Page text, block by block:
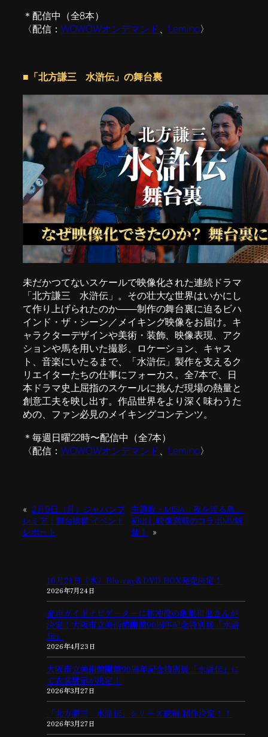
＊配信中（全8本）
〈配信： WOWOWオンデマンド、 Lemino〉
■「北方謙三 水滸伝」の舞台裏
未だかつてないスケールで映像化された連続ドラマ
「北方謙三 水滸伝」。その壮大な世界はいかにし
て作り上げられたのか――制作の舞台裏に迫るビハ
インド・ザ・シーン／メイキング映像をお届け。キ
ャラクターデザインや美術・装飾、映像表現、アク
ションや馬を用いた撮影、ロケーション、キャス
ト、音楽にいたるまで、「水滸伝」製作を支えるク
リエイターたちの仕事にフォーカス。全7本で、日
本ドラマ史上屈指のスケールに挑んだ現場の熱量と
創意工夫を映し出す。作品世界をより深く味わうた
めの、ファン必見のメイキングコンテンツ。
＊毎週日曜22時〜配信中（全7本）
〈配信： WOWOWオンデマンド、 Lemino〉
« 2月9日（月）ジャパンプ
レミア：舞台挨拶 イベント
レポート
主題歌・MISIA「夜を渡る鳥」
初出し映像満載のコラボMV解
禁！
»
10月21日（水）Blu-ray＆DVD BOX発売決定！
2026年7月24日
音声ガイドナビゲーターに林冲役の亀梨和也さんが
決定！大阪市立美術館開館90周年記念特別展「水滸
伝」
2026年4月23日
大阪市立美術館開館90周年記念特別展「水滸伝」に
て衣裳展示が決定！
2026年3月27日
「北方謙三 水滸伝」シリーズ続編 制作決定！！
2026年3月27日